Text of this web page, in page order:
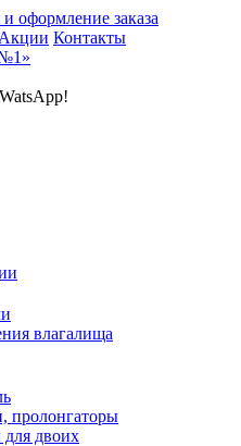
оформление заказа
Акции Контакты
влагалища
пролонгаторы
двоих